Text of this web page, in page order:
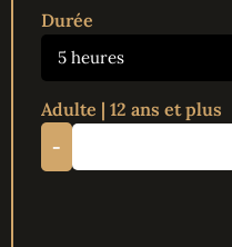
Durée
5 heures
Adulte | 12 ans et plus
-